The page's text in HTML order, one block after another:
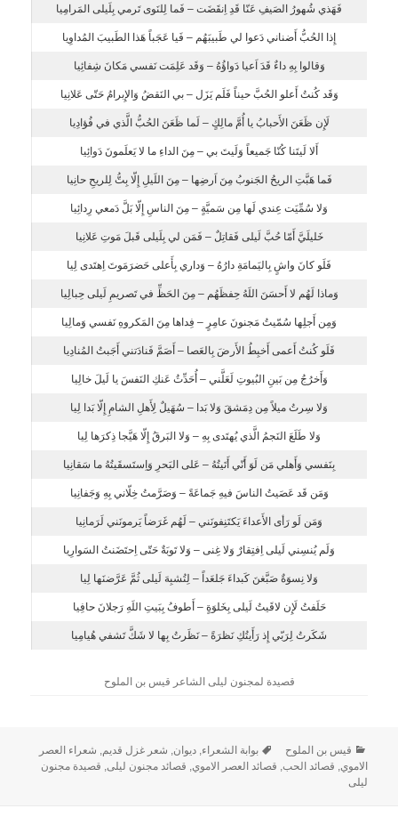
فَهَذي شُهورُ الصَيفِ عَنّا قَدِ اِنقَضَت – فَما لِلنَوى تَرمي بِلَيلى المَرامِيا
إِذا الحُبُّ أَضناني دَعوا لي طَبيبَهُم – فَيا عَجَباً هَذا الطَبيبَ المُداوِيا
وَقالوا بِهِ داءٌ قَدَ اَعيا دَواؤُهُ – وَقَد عَلِمَت نَفسي مَكانَ شِفائِيا
وَقَد كُنتُ أَعلو الحُبَّ حيناً فَلَم يَزَل – بي النَقضُ وَالإِبرامُ حَتّى عَلانِيا
لَإِن ظَعَنَ الأَحبابُ يا أُمَّ مالِكٍ – لَما ظَعَنَ الحُبُّ الَّذي في فُؤادِيا
أَلا لَيتَنا كُنّا جَميعاً وَلَيتَ بي – مِنَ الداءِ ما لا يَعلَمونَ دَوائِيا
فَما هَبَّتِ الريحُ الجَنوبُ مِنَ اَرضِها – مِنَ اللَيلِ إِلّا بِتُّ لِلريحِ حانِيا
وَلا سُمِّيَت عِندي لَها مِن سَميَّةٍ – مِنَ الناسِ إِلّا بَلَّ دَمعي رِدائِيا
خَليلَيَّ أَمّا حُبَّ لَيلى فَقاتِلٌ – فَمَن لي بِلَيلى قَبلَ مَوتِ عَلانِيا
فَلَو كانَ واشٍ بِاليَمامَةِ دارُهُ – وَداري بِأَعلى حَضرَمَوتَ اِهتَدى لِيا
وَماذا لَهُم لا أَحسَنَ اللَهُ حِفظَهُم – مِنَ الحَظِّ في تَصريمِ لَيلى حِبالِيا
وَمِن أَجلِها سُمّيتُ مَجنونَ عامِرٍ – فِداها مِنَ المَكروهِ نَفسي وَمالِيا
فَلَو كُنتُ أَعمى أَخبِطُ الأَرضَ بِالعَصا – أَصَمَّ فَنادَتني أَجَبتُ المُنادِيا
وَأَخرُجُ مِن بَينِ البُيوتِ لَعَلَّني – أُحَدِّثُ عَنكِ النَفسَ يا لَيلَ خالِيا
وَلا سِرتُ ميلاً مِن دِمَشقَ وَلا بَدا – سُهَيلٌ لِأَهلِ الشامِ إِلّا بَدا لِيا
وَلا طَلَعَ النَجمُ الَّذي يُهتَدى بِهِ – وَلا البَرقُ إِلّا هَيَّجا ذِكرَها لِيا
بِنَفسي وَأَهلي مَن لَوَ أَنّي أَتَيتُهُ – عَلى البَحرِ وَاِستَسقَيتُهُ ما سَقانِيا
وَمَن قَد عَصَيتُ الناسَ فيهِ جَماعَةً – وَصَرَّمتُ خِلّاني بِهِ وَجَفانِيا
وَمَن لَو رَأى الأَعداءَ يَكتَنِفونَني – لَهُم غَرَضاً يَرمونَني لَرَمانِيا
وَلَم يُنسِني لَيلى اِفتِقارٌ وَلا غِنى – وَلا تَوبَةٌ حَتّى اِحتَضَنتُ السَوارِيا
وَلا نِسوَةٌ صَبَّغنَ كَبداءَ جَلعَداً – لِتُشبِهَ لَيلى ثُمَّ عَرَّضنَها لِيا
حَلَفتُ لَإِن لاقَيتُ لَيلى بِخَلوَةٍ – أَطوفُ بِبَيتِ اللَهِ رَجلانَ حافِيا
شَكَرتُ لِرَبّي إِذ رَأَيتُكِ نَظرَةً – نَظَرتُ بِها لا شَكَّ تَشفي هُيامِيا
قصيدة لمجنون ليلى الشاعر قيس بن الملوح
قيس بن الملوح بوابة الشعراء,ديوان, شعر غزل قديم, شعراء العصر
الاموي, قصائد الحب, قصائد العصر الاموي, قصائد مجنون ليلى, قصيدة مجنون
ليلى